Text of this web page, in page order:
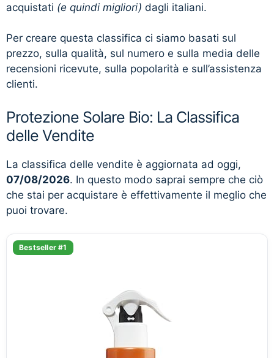
acquistati (e quindi migliori) dagli italiani.
Per creare questa classifica ci siamo basati sul
prezzo, sulla qualità, sul numero e sulla media delle
recensioni ricevute, sulla popolarità e sull’assistenza
clienti.
Protezione Solare Bio: La Classifica
delle Vendite
La classifica delle vendite è aggiornata ad oggi,
07/08/2026. In questo modo saprai sempre che ciò
che stai per acquistare è effettivamente il meglio che
puoi trovare.
Bestseller #1